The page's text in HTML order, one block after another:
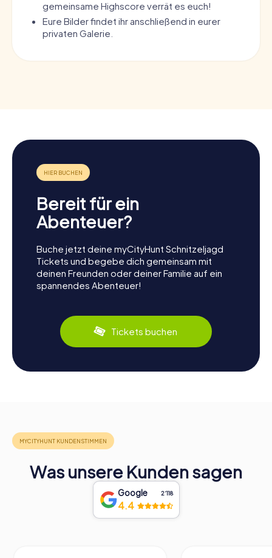
gemeinsame Highscore verrät es euch!
Eure Bilder findet ihr anschließend in eurer
privaten Galerie.
Bereit für ein
Abenteuer?
Buche jetzt deine myCityHunt Schnitzeljagd
Tickets und begebe dich gemeinsam mit
deinen Freunden oder deiner Familie auf ein
spannendes Abenteuer!
Tickets buchen
Was unsere Kunden sagen
Google 2‘118
4.4